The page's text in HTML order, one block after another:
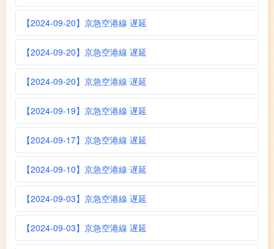
【2024-09-20】京急空港線 遅延
【2024-09-20】京急空港線 遅延
【2024-09-20】京急空港線 遅延
【2024-09-19】京急空港線 遅延
【2024-09-17】京急空港線 遅延
【2024-09-10】京急空港線 遅延
【2024-09-03】京急空港線 遅延
【2024-09-03】京急空港線 遅延